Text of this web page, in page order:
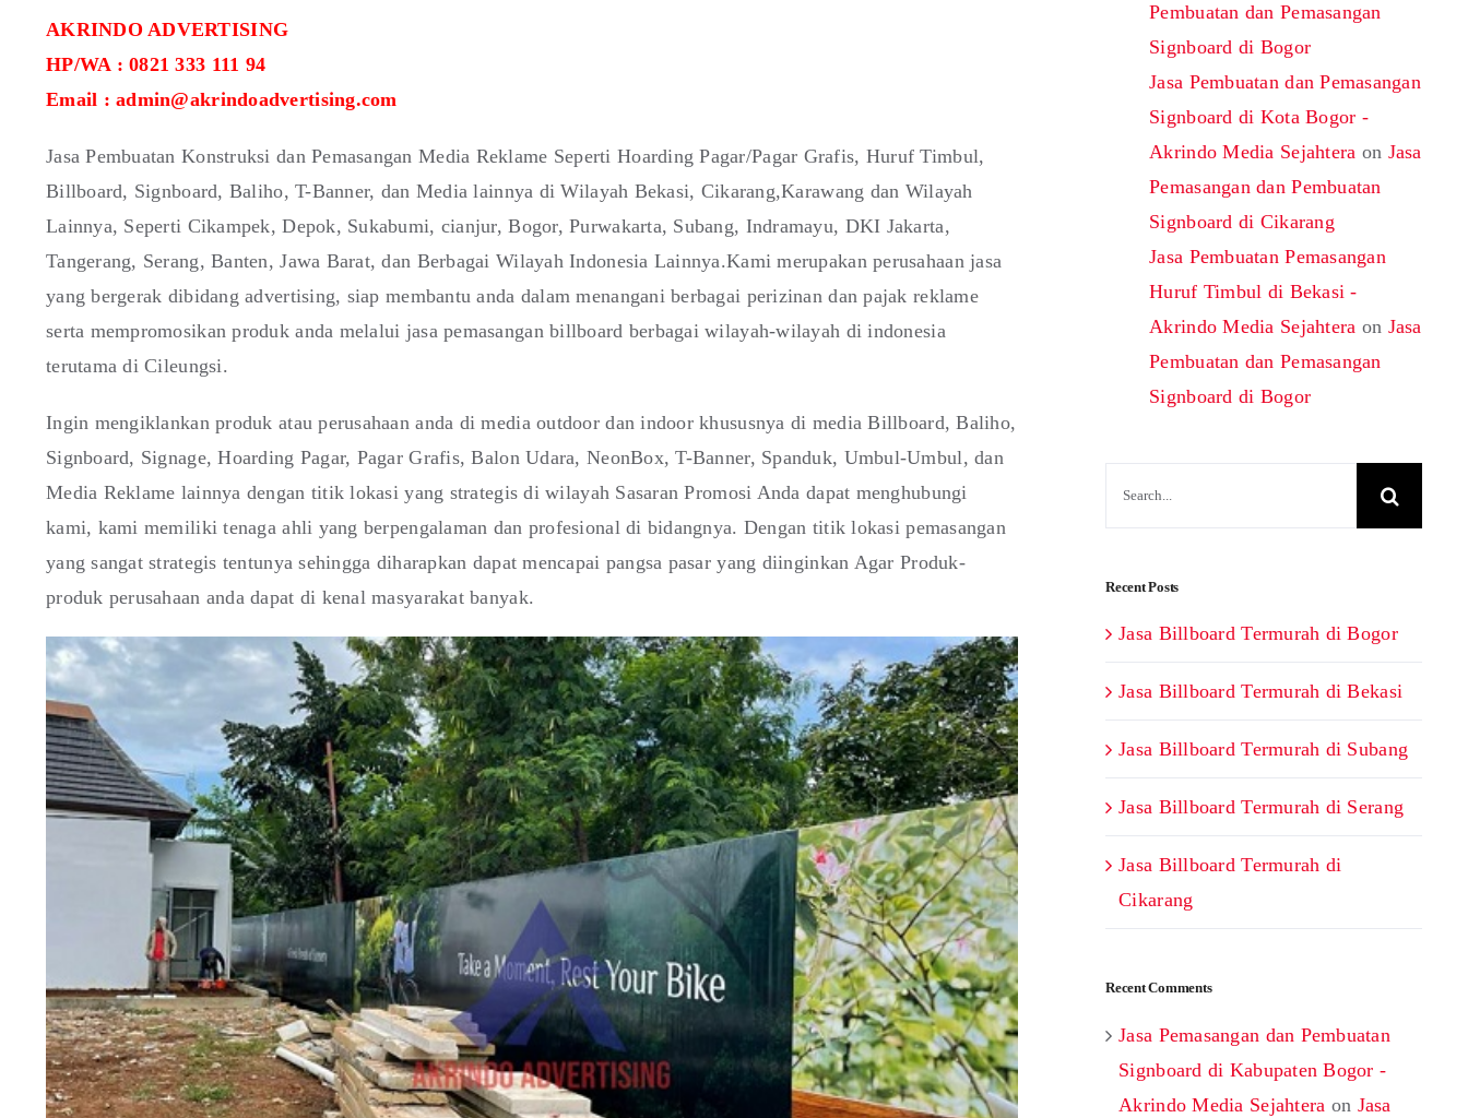
AKRINDO ADVERTISING
HP/WA : 0821 333 111 94
Email : admin@akrindoadvertising.com
Jasa Pembuatan Konstruksi dan Pemasangan Media Reklame Seperti Hoarding Pagar/Pagar Grafis, Huruf Timbul,
Billboard, Signboard, Baliho, T-Banner, dan Media lainnya di Wilayah Bekasi, Cikarang,Karawang dan Wilayah
Lainnya, Seperti Cikampek, Depok, Sukabumi, cianjur, Bogor, Purwakarta, Subang, Indramayu, DKI Jakarta,
Tangerang, Serang, Banten, Jawa Barat, dan Berbagai Wilayah Indonesia Lainnya.Kami merupakan perusahaan jasa
yang bergerak dibidang advertising, siap membantu anda dalam menangani berbagai perizinan dan pajak reklame
serta mempromosikan produk anda melalui jasa pemasangan billboard berbagai wilayah-wilayah di indonesia
terutama di Cileungsi.
Ingin mengiklankan produk atau perusahaan anda di media outdoor dan indoor khususnya di media Billboard, Baliho,
Signboard, Signage, Hoarding Pagar, Pagar Grafis, Balon Udara, NeonBox, T-Banner, Spanduk, Umbul-Umbul, dan
Media Reklame lainnya dengan titik lokasi yang strategis di wilayah Sasaran Promosi Anda dapat menghubungi
kami, kami memiliki tenaga ahli yang berpengalaman dan profesional di bidangnya. Dengan titik lokasi pemasangan
yang sangat strategis tentunya sehingga diharapkan dapat mencapai pangsa pasar yang diinginkan Agar Produk-
produk perusahaan anda dapat di kenal masyarakat banyak.
Pembuatan dan Pemasangan
Signboard di Bogor
Jasa Pembuatan dan Pemasangan
Signboard di Kota Bogor -
Akrindo Media Sejahtera on Jasa
Pemasangan dan Pembuatan
Signboard di Cikarang
Jasa Pembuatan Pemasangan
Huruf Timbul di Bekasi -
Akrindo Media Sejahtera on Jasa
Pembuatan dan Pemasangan
Signboard di Bogor
Recent Posts
Jasa Billboard Termurah di Bogor
Jasa Billboard Termurah di Bekasi
Jasa Billboard Termurah di Subang
Jasa Billboard Termurah di Serang
Jasa Billboard Termurah di
Cikarang
Recent Comments
Jasa Pemasangan dan Pembuatan
Signboard di Kabupaten Bogor -
Akrindo Media Sejahtera on Jasa